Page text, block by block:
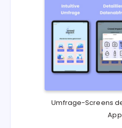
Umfrage-Screens
App